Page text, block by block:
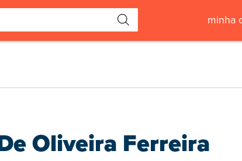
minha
Oliveira Ferreira